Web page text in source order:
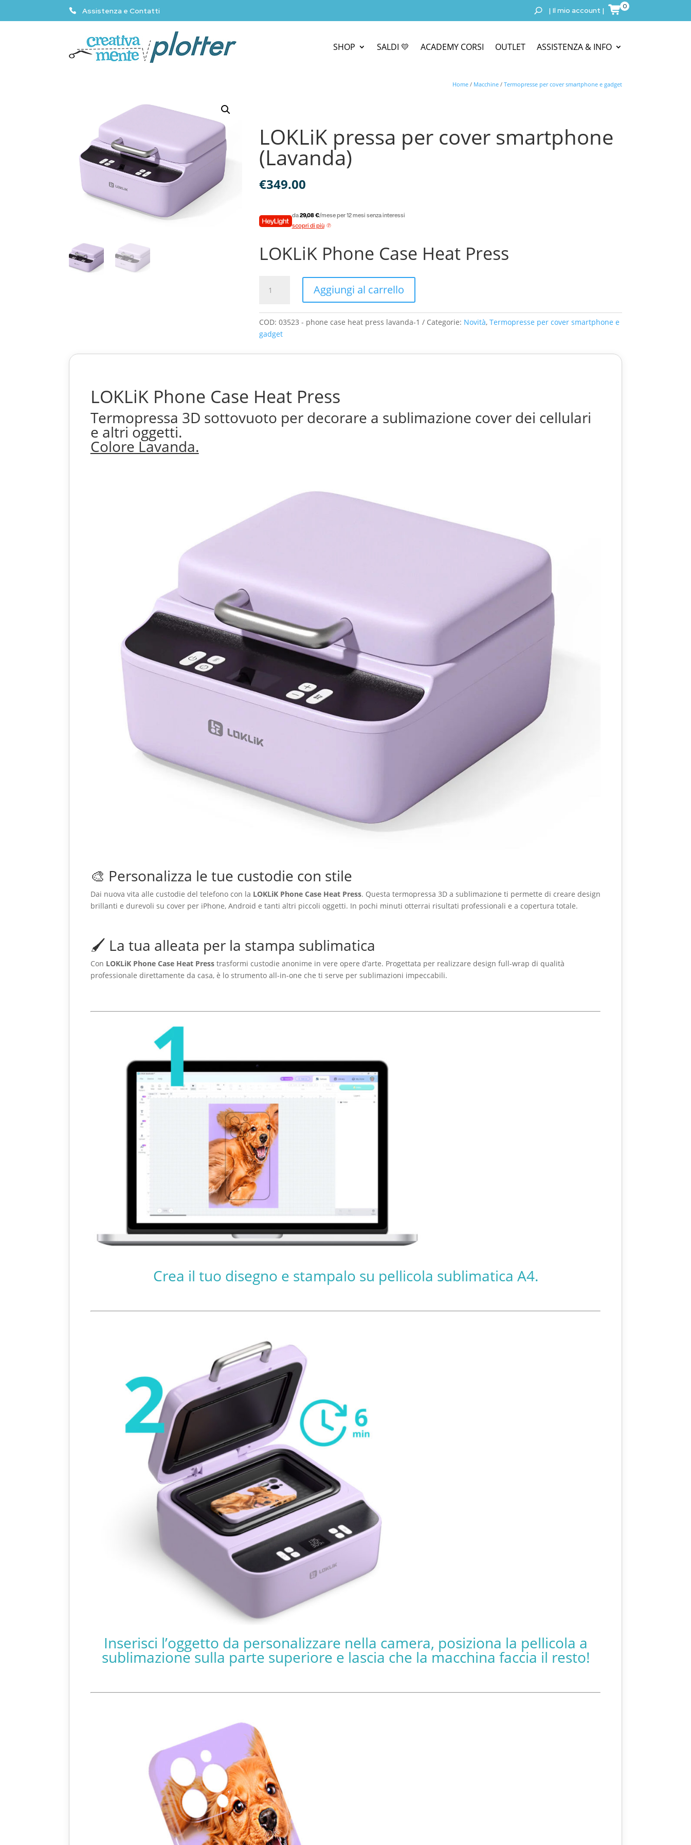
Assistenza e Contatti | Il mio account | 0
SHOP SALDI 💛 ACADEMY CORSI OUTLET ASSISTENZA & INFO
Home/ Macchine/ Termopresse per cover smartphone e gadget
LOKLiK pressa per cover smartphone
(Lavanda)
€349.00
da29,08 €/mese per 12 mesi senza interessi
scopri di più
LOKLiK Phone Case Heat Press
pressa
(Lavanda)
quantità
Aggiungi al carrello
COD: 03523 - phone case heat press lavanda-1 Categorie: Novità, Termopresse per cover smartphone e
gadget
LOKLiK Phone Case Heat Press
Termopressa 3D sottovuoto per decorare a sublimazione cover dei cellulari
e altri oggetti.
Colore Lavanda.
🎨 Personalizza le tue custodie con stile
Dai nuova vita alle custodie del telefono con la LOKLiK Phone Case Heat Press. Questa termopressa 3D a sublimazione ti permette di creare design
brillanti e durevoli su cover per iPhone, Android e tanti altri piccoli oggetti. In pochi minuti otterrai risultati professionali e a copertura totale.
🖌️ La tua alleata per la stampa sublimatica
Con LOKLiK Phone Case Heat Presstrasformi custodie anonime in vere opere d’arte. Progettata per realizzare design full-wrap di qualità
professionale direttamente da casa, è lo strumento all-in-one che ti serve per sublimazioni impeccabili.
Crea il tuo disegno e stampalo su pellicola sublimatica A4.
Inserisci l’oggetto da personalizzare nella camera, posiziona la pellicola a
sublimazione sulla parte superiore e lascia che la macchina faccia il resto!